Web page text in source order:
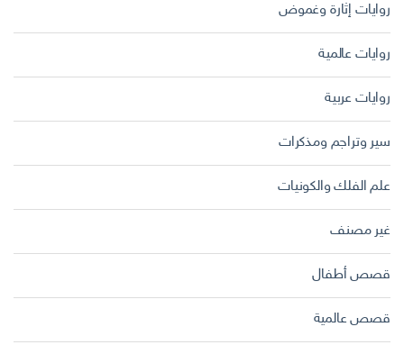
روايات إثارة وغموض
روايات عالمية
روايات عربية
سير وتراجم ومذكرات
علم الفلك والكونيات
غير مصنف
قصص أطفال
قصص عالمية